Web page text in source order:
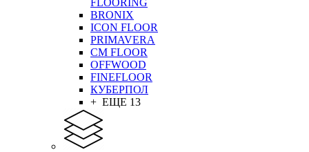
FLOORING
BRONIX
ICON FLOOR
PRIMAVERA
CM FLOOR
OFFWOOD
FINEFLOOR
КУБЕРПОЛ
+ ЕЩЕ 13